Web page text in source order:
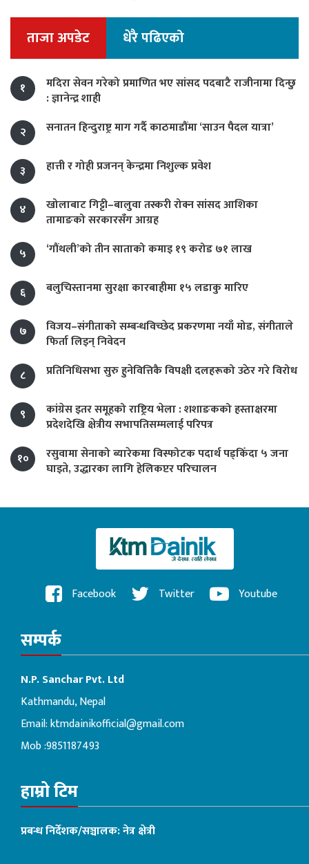
ताजा अपडेट धेरै पढिएको
१
मदिरा सेवन गरेको प्रमाणित भए सांसद पदबाटै राजीनामा दिन्छु
: ज्ञानेन्द्र शाही
२
सनातन हिन्दुराष्ट्र माग गर्दै काठमाडौंमा ‘साउन पैदल यात्रा’
३ हात्ती र गोही प्रजनन् केन्द्रमा निशुल्क प्रवेश
४
खोलाबाट गिट्टी–बालुवा तस्करी रोक्न सांसद आशिका
तामाङको सरकारसँग आग्रह
५
‘गौंथली’को तीन साताको कमाइ १९ करोड ७१ लाख
६ बलुचिस्तानमा सुरक्षा कारबाहीमा १५ लडाकु मारिए
७
विजय–संगीताको सम्बन्धविच्छेद प्रकरणमा नयाँ मोड, संगीता‍ले
फिर्ता लिइन् निवेदन
८
प्रतिनिधिसभा सुरु हुनेवित्तिकै विपक्षी दलहरूको उठेर गरे विरोध
९
कांग्रेस इतर समूहको राष्ट्रिय भेला : शशाङकको हस्ताक्षरमा
प्रदेशदेखि क्षेत्रीय सभापतिसम्मलाई परिपत्र
१०
रसुवामा सेनाको ब्यारेकमा विस्फोटक पदार्थ पड्किँदा ५ जना
घाइते, उद्धारका लागि हेलिकप्टर परिचालन
Facebook Twitter Youtube
सम्पर्क
N.P. Sanchar Pvt. Ltd
Kathmandu, Nepal
Email:ktmdainikofficial@gmail.com
Mob :9851187493
हाम्रो टिम
प्रबन्ध निर्देशक/सञ्चालक: नेत्र क्षेत्री